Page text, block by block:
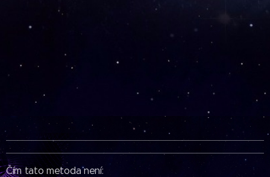
Čímtato metoda není: